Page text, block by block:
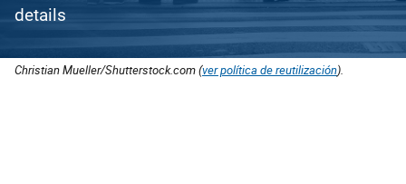
details
Christian Mueller/Shutterstock.com (ver política de reutilización).